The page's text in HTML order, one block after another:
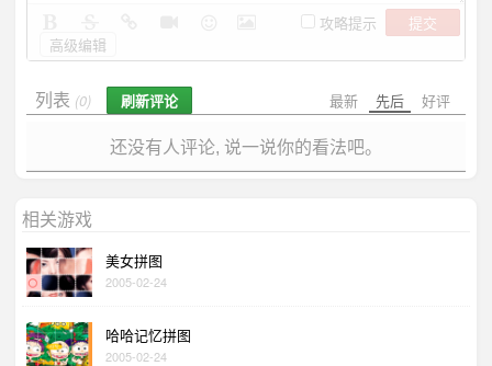
攻略提示
提交
高级编辑
最新 先后 好评
列表 (0) 刷新评论
还没有人评论, 说一说你的看法吧。
相关游戏
美女拼图
2005-02-24
哈哈记忆拼图
2005-02-24